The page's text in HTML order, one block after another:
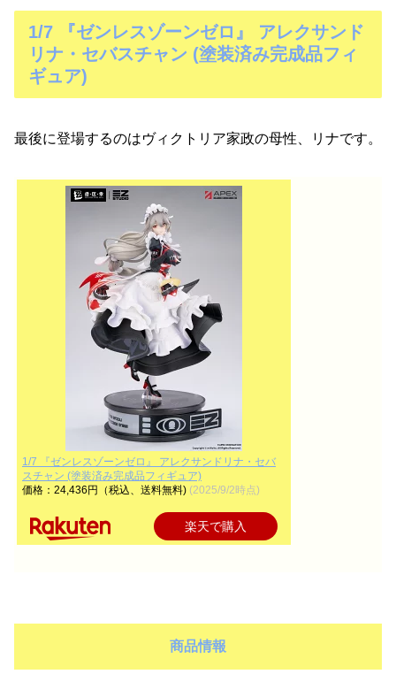
1/7 『ゼンレスゾーンゼロ』 アレクサンド
リナ・セバスチャン (塗装済み完成品フィ
ギュア)
最後に登場するのはヴィクトリア家政の母性、リナです。
1/7 『ゼンレスゾーンゼロ』 アレクサンドリナ・セバ
スチャン (塗装済み完成品フィギュア)
価格：24,436円（税込、送料無料) (2025/9/2時点)
楽天で購入
商品情報